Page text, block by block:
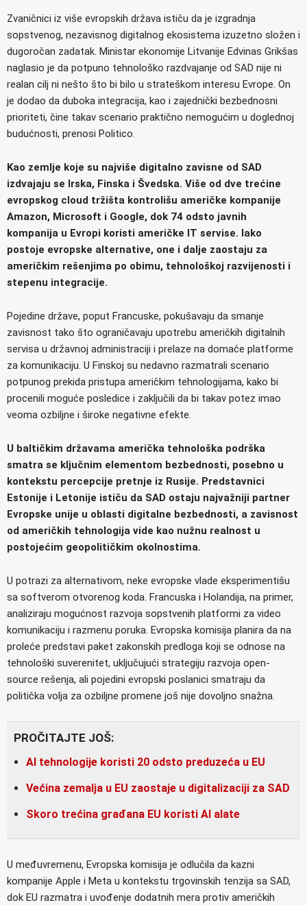
Zvaničnici iz više evropskih država ističu da je izgradnja
sopstvenog, nezavisnog digitalnog ekosistema izuzetno složen i
dugoročan zadatak. Ministar ekonomije Litvanije Edvinas Grikšas
naglasio je da potpuno tehnološko razdvajanje od SAD nije ni
realan cilj ni nešto što bi bilo u strateškom interesu Evrope. On
je dodao da duboka integracija, kao i zajednički bezbednosni
prioriteti, čine takav scenario praktično nemogućim u doglednoj
budućnosti, prenosi Politico.
Kao zemlje koje su najviše digitalno zavisne od SAD
izdvajaju se Irska, Finska i Švedska. Više od dve trećine
evropskog cloud tržišta kontrolišu američke kompanije
Amazon, Microsoft i Google, dok 74 odsto javnih
kompanija u Evropi koristi američke IT servise. Iako
postoje evropske alternative, one i dalje zaostaju za
američkim rešenjima po obimu, tehnološkoj razvijenosti i
stepenu integracije.
Pojedine države, poput Francuske, pokušavaju da smanje
zavisnost tako što ograničavaju upotrebu američkih digitalnih
servisa u državnoj administraciji i prelaze na domaće platforme
za komunikaciju. U Finskoj su nedavno razmatrali scenario
potpunog prekida pristupa američkim tehnologijama, kako bi
procenili moguće posledice i zaključili da bi takav potez imao
veoma ozbiljne i široke negativne efekte.
U baltičkim državama američka tehnološka podrška
smatra se ključnim elementom bezbednosti, posebno u
kontekstu percepcije pretnje iz Rusije. Predstavnici
Estonije i Letonije ističu da SAD ostaju najvažniji partner
Evropske unije u oblasti digitalne bezbednosti, a zavisnost
od američkih tehnologija vide kao nužnu realnost u
postojećim geopolitičkim okolnostima.
U potrazi za alternativom, neke evropske vlade eksperimentišu
sa softverom otvorenog koda. Francuska i Holandija, na primer,
analiziraju mogućnost razvoja sopstvenih platformi za video
komunikaciju i razmenu poruka. Evropska komisija planira da na
proleće predstavi paket zakonskih predloga koji se odnose na
tehnološki suverenitet, uključujući strategiju razvoja open-
source rešenja, ali pojedini evropski poslanici smatraju da
politička volja za ozbiljne promene još nije dovoljno snažna.
PROČITAJTE JOŠ:
AI tehnologije koristi 20 odsto preduzeća u EU
Većina zemalja u EU zaostaje u digitalizaciji za SAD
Skoro trećina građana EU koristi AI alate
U međuvremenu, Evropska komisija je odlučila da kazni
kompanije Apple i Meta u kontekstu trgovinskih tenzija sa SAD,
dok EU razmatra i uvođenje dodatnih mera protiv američkih